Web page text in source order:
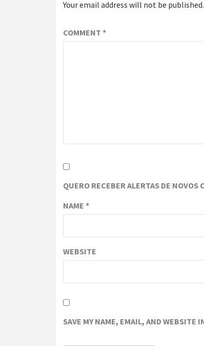
Your email address will not be published.
COMMENT *
QUERO RECEBER ALERTAS DE NOVOS
NAME *
WEBSITE
SAVE MY NAME, EMAIL, AND WEBSITE